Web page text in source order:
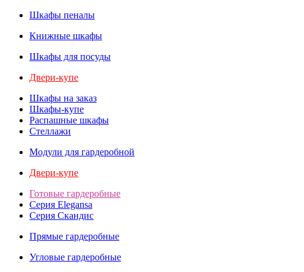
Шкафы пеналы
Книжные шкафы
Шкафы для посуды
Двери-купе
Шкафы на заказ
Шкафы-купе
Распашные шкафы
Стеллажи
Модули для гардеробной
Двери-купе
Готовые гардеробные
Серия Elegansa
Серия Скандис
Прямые гардеробные
Угловые гардеробные